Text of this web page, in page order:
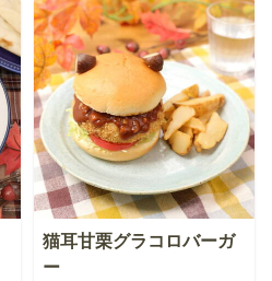
猫耳甘栗グラコロバーガ
ー